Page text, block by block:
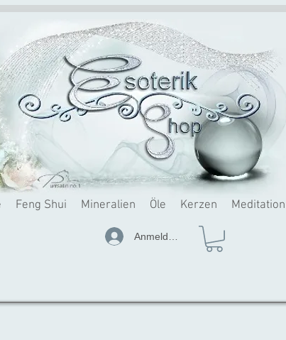
Feng Shui Mineralien Öle Kerzen Meditation
Anmelden